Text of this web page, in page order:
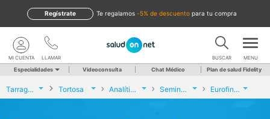
te regalamos -5% de descuento para tu compra
Regístrate
LLAMAR
MI CUENTA BUSCAR MENU
Especialidades Videoconsulta Chat Médico Plan de salud Fidelity
Tarragona Tortosa Analíticas y Genética Seminograma. Espermiograma Eurofins Análisis Clínicos Tortosa